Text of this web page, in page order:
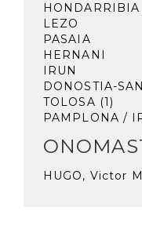
HONDARRIBIA
LEZO
PASAIA
HERNANI
IRUN
DONOSTIA-
TOLOSA (1)
PAMPLONA /
HUGO, Victor